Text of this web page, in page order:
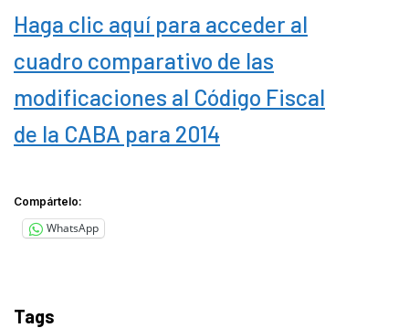
Haga clic aquí para acceder al
cuadro comparativo de las
modificaciones al Código Fiscal
de la CABA para 2014
Compártelo:
WhatsApp
Tags